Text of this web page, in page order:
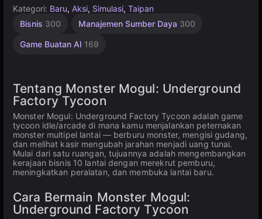
Kategori: Baru, Aksi, Simulasi, Taipan
Bisnis 300 Manajemen Sumber Daya 300
Game Buatan AI 169
Tentang Monster Mogul: Underground
Factory Tycoon
Monster Mogul: Underground Factory Tycoon adalah game
tycoon idle/arcade di mana kamu menjalankan peternakan
monster multipel lantai — berburu monster, mengisi gudang,
dan melihat kasir mengubah jarahan menjadi uang tunai.
Mulai dari satu ruangan, tujuannya adalah mengembangkan
kerajaan bisnis 10 lantai dengan merekrut pemburu,
meningkatkan peralatan, dan membuka lantai baru.
Cara Bermain Monster Mogul:
Underground Factory Tycoon